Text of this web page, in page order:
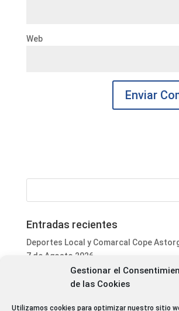
Gestionar el
de las Cookies
Utilizamos cookies para optimizar nuestro sitio
Web
Entradas recientes
Deportes Local y Comarcal Cope
7 de Agosto 2026
Informativo Mediodía Cope Astorga
Agosto 2026
San Justo de la Vega acoge este fin de